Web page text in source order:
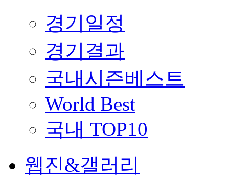
경기일정
경기결과
국내시즌베스트
World Best
국내 TOP10
웹진&갤러리